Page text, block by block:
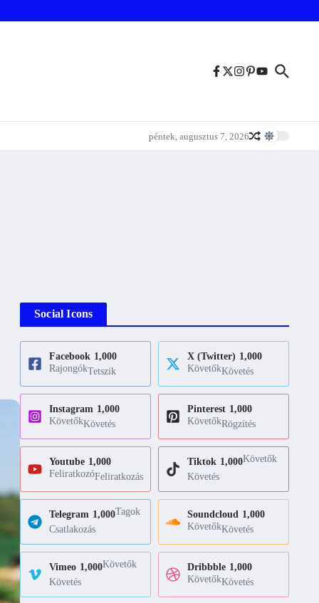
péntek, augusztus 7, 2026
Social Icons
Facebook 1,000
RajongókTetszik
X (Twitter) 1,000
KövetőkKövetés
Instagram 1,000
KövetőkKövetés
Pinterest 1,000
KövetőkRögzítés
Youtube 1,000
FeliratkozóFeliratkozás
Tiktok 1,000Követők
Követés
Telegram 1,000Tagok
Csatlakozás
Soundcloud 1,000
KövetőkKövetés
Vimeo 1,000Követők
Követés
Dribbble 1,000
KövetőkKövetés